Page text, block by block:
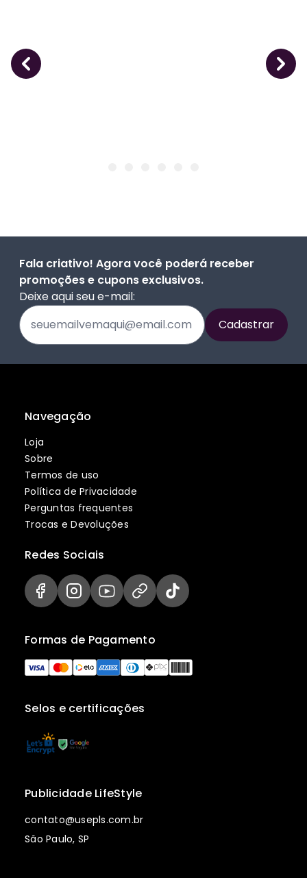
Fala criativo! Agora você poderá receber
promoções e cupons exclusivos.
Deixe aqui seu e-mail:
Navegação
Loja
Sobre
Termos de uso
Política de Privacidade
Perguntas frequentes
Trocas e Devoluções
Selos e certificações
Formas de Pagamento
Redes Sociais
Publicidade LifeStyle
contato@usepls.com.br
São Paulo, SP